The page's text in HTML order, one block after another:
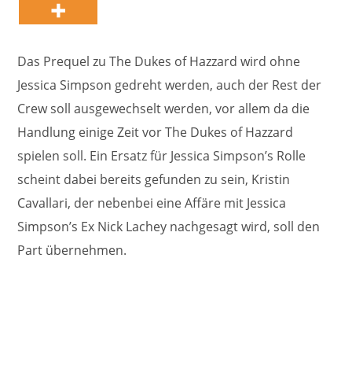
Das Prequel zu The Dukes of Hazzard wird ohne
Jessica Simpson gedreht werden, auch der Rest der
Crew soll ausgewechselt werden, vor allem da die
Handlung einige Zeit vor The Dukes of Hazzard
spielen soll. Ein Ersatz für Jessica Simpson’s Rolle
scheint dabei bereits gefunden zu sein, Kristin
Cavallari, der nebenbei eine Affäre mit Jessica
Simpson’s Ex Nick Lachey nachgesagt wird, soll den
Part übernehmen.